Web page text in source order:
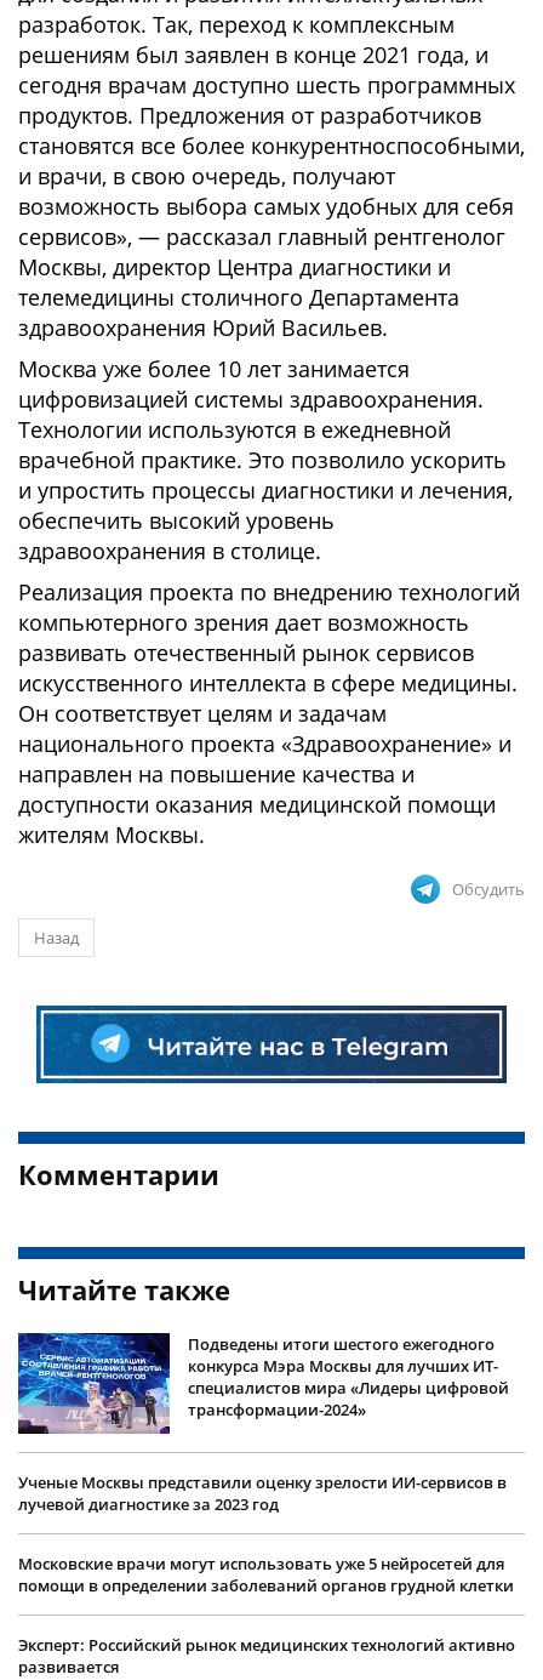
разработок. Так, переход к комплексным
решениям был заявлен в конце 2021 года, и
сегодня врачам доступно шесть программных
продуктов. Предложения от разработчиков
становятся все более конкурентноспособными,
и врачи, в свою очередь, получают
возможность выбора самых удобных для себя
сервисов», — рассказал главный рентгенолог
Москвы, директор Центра диагностики и
телемедицины столичного Департамента
здравоохранения Юрий Васильев.
Москва уже более 10 лет занимается
цифровизацией системы здравоохранения.
Технологии используются в ежедневной
врачебной практике. Это позволило ускорить
и упростить процессы диагностики и лечения,
обеспечить высокий уровень
здравоохранения в столице.
Реализация проекта по внедрению технологий
компьютерного зрения дает возможность
развивать отечественный рынок сервисов
искусственного интеллекта в сфере медицины.
Он соответствует целям и задачам
национального проекта «Здравоохранение» и
направлен на повышение качества и
доступности оказания медицинской помощи
жителям Москвы.
Обсудить
Назад
Комментарии
Читайте также
Подведены итоги шестого ежегодного
конкурса Мэра Москвы для лучших ИТ-
специалистов мира «Лидеры цифровой
трансформации-2024»
Ученые Москвы представили оценку зрелости ИИ-сервисов в
лучевой диагностике за 2023 год
Московские врачи могут использовать уже 5 нейросетей для
помощи в определении заболеваний органов грудной клетки
Эксперт: Российский рынок медицинских технологий активно
развивается